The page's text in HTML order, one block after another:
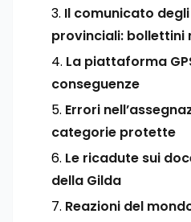
Il comunicato
provinciali: bollettini
La piattaforma
conseguenze
Errori
categorie protette
Le ricadute sui
della Gilda
Reazioni del